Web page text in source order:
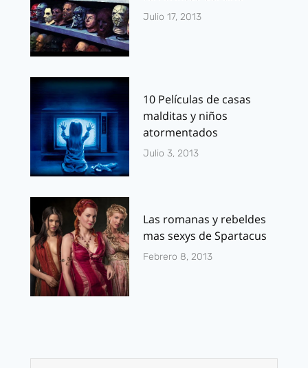
Julio 17, 2013
10 Películas de casas
malditas y niños
atormentados
Julio 3, 2013
Las romanas y rebeldes
mas sexys de Spartacus
Febrero 8, 2013